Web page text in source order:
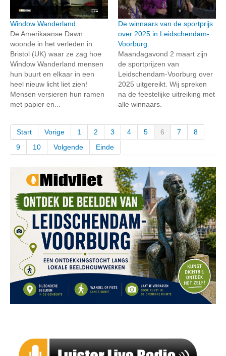
Window Wanderland
De Amerikaanse Dawn
woonde in het verleden in
Bristol (UK) waar ze zag hoe
Window Wanderland mensen
hun buurt en elkaar in een
heel nieuw licht liet zien!
Mensen versieren hun ramen
met papier en...
De winnaars van de sportprijs
over 2025 in Leidschendam-
Voorburg.
Maandagavond 2 maart zijn
de sportprijzen van
Leidschendam-Voorburg over
2025 uitgereikt. Wij spreken
na de feestelijke uitreiking met
alle winnaars.
Start Vorige 1 2 3 4 5 6 7
8
9
10 Volgende Einde